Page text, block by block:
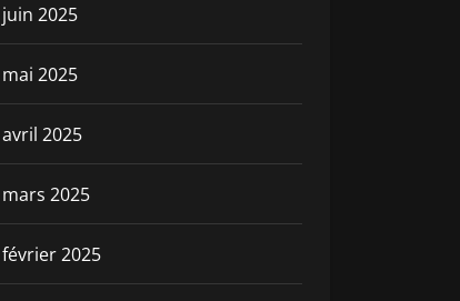
juin 2025
mai 2025
avril 2025
mars 2025
février 2025